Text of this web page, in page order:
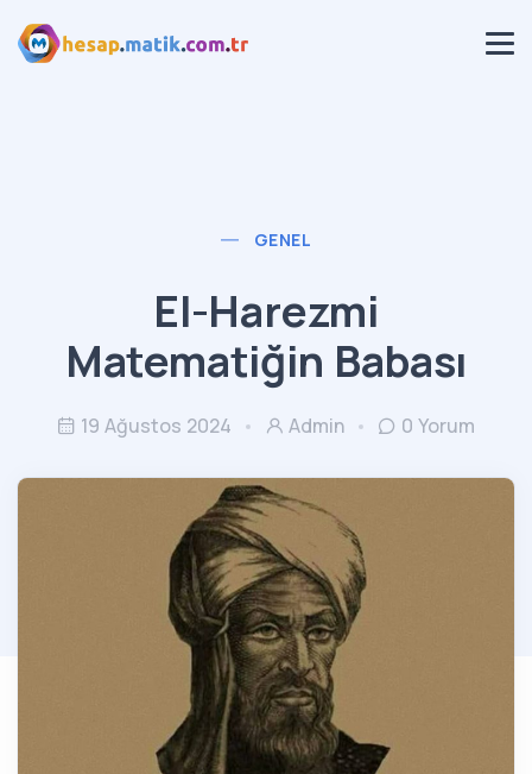
GENEL
El-Harezmi
Matematiğin Babası
19 Ağustos 2024 Admin 0 Yorum